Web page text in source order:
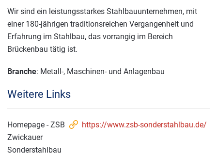
Wir sind ein leistungsstarkes Stahlbauunternehmen, mit
einer 180-jährigen traditionsreichen Vergangenheit und
Erfahrung im Stahlbau, das vorrangig im Bereich
Brückenbau tätig ist.
Branche: Metall-, Maschinen- und Anlagenbau
Weitere Links
Homepage - ZSB
Zwickauer
Sonderstahlbau
https://www.zsb-sonderstahlbau.de/